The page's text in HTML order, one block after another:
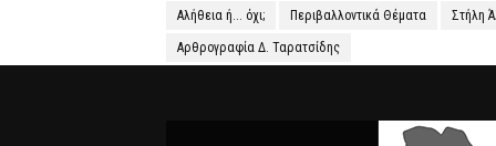
Αλήθεια ή... όχι; Περιβαλλοντικά Θέματα Στήλη
Αρθρογραφία Δ. Ταρατσίδης